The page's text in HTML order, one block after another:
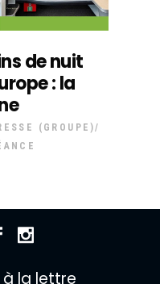
de nuit
: la
(GROUPE)
à la lettre